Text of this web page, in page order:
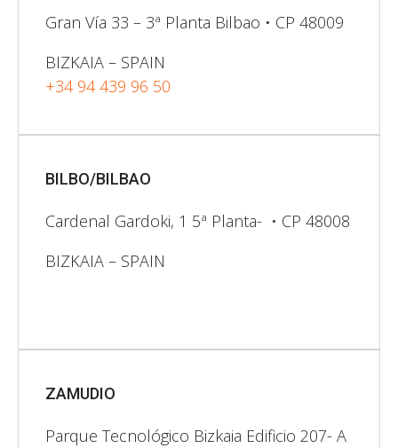
Gran Vía 33 – 3ª Planta Bilbao • CP 48009
BIZKAIA – SPAIN
+34 94 439 96 50
BILBO/BILBAO
Cardenal Gardoki, 1 5ª Planta- • CP 48008
BIZKAIA – SPAIN
ZAMUDIO
Parque Tecnológico Bizkaia Edificio 207- A